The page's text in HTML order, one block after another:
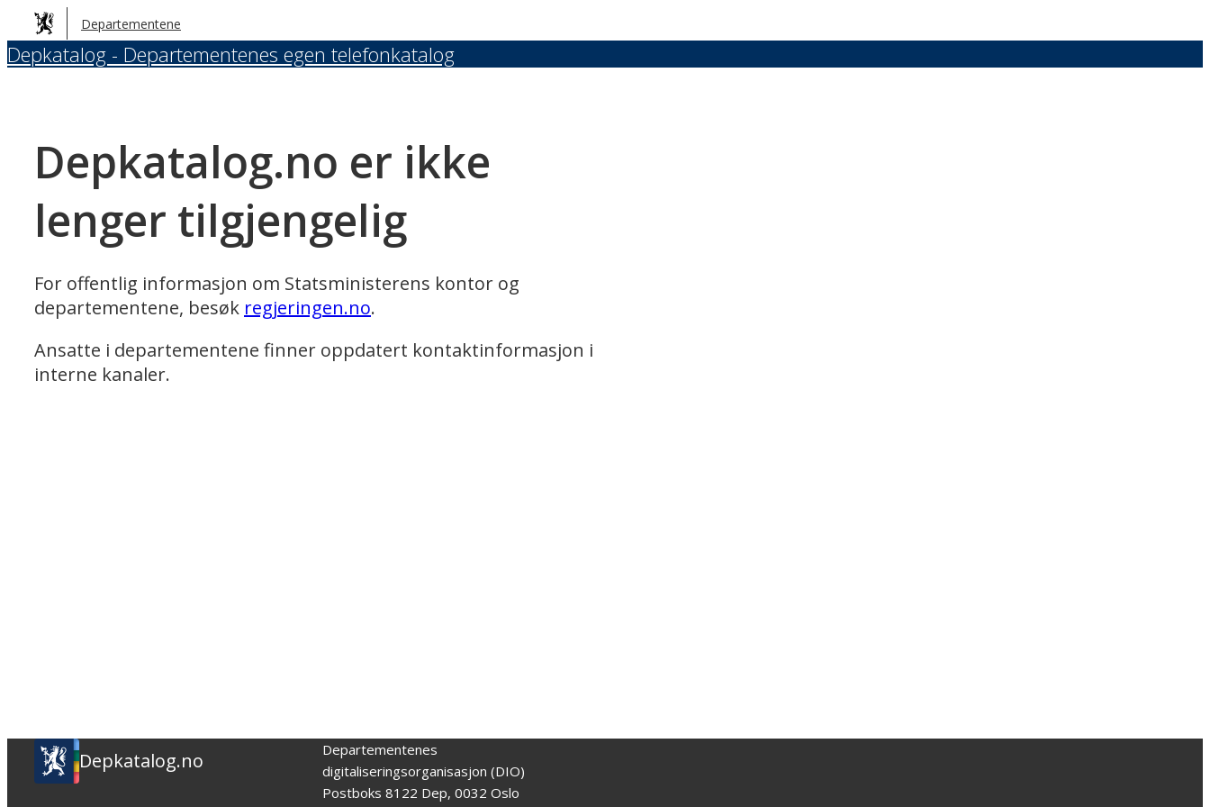
Hopp
til
hovedinnhold
Departementene
Depkatalog - Departementenes egen telefonkatalog
Depkatalog.no er ikke
lenger tilgjengelig
For offentlig informasjon om Statsministerens kontor og
departementene, besøk regjeringen.no.
Ansatte i departementene finner oppdatert kontaktinformasjon i
interne kanaler.
Depkatalog.no
Departementenes
digitaliseringsorganisasjon (DIO)
Postboks 8122 Dep, 0032 Oslo